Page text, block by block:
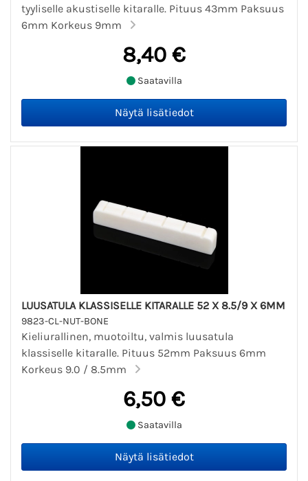
tyyliselle akustiselle kitaralle. Pituus 43mm Paksuus
6mm Korkeus 9mm
8,40 €
Saatavilla
LUUSATULA KLASSISELLE KITARALLE 52 X 8.5/9 X 6MM
9823-CL-NUT-BONE
Kieliurallinen, muotoiltu, valmis luusatula
klassiselle kitaralle. Pituus 52mm Paksuus 6mm
Korkeus 9.0 / 8.5mm
6,50 €
Saatavilla